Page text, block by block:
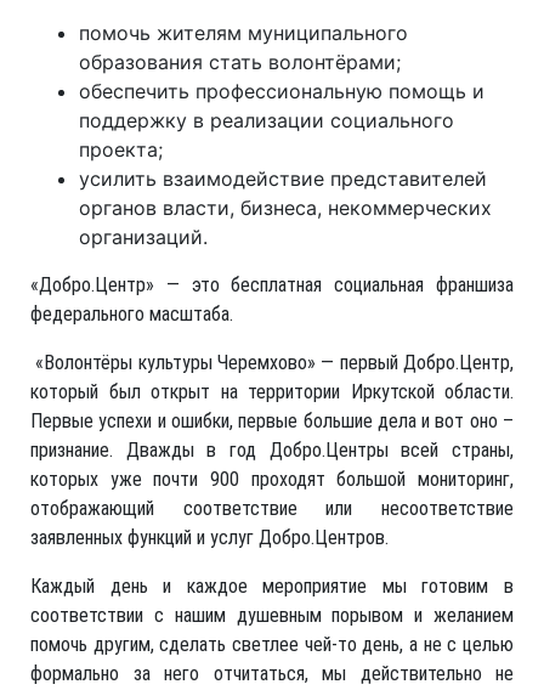
помочь жителям муниципального
образования стать волонтёрами;
обеспечить профессиональную помощь и
поддержку в реализации социального
проекта;
усилить взаимодействие представителей
органов власти, бизнеса, некоммерческих
организаций.
«Добро.Центр» — это бесплатная социальная франшиза
федерального масштаба.
«Волонтёры культуры Черемхово» — первый Добро.Центр,
который был открыт на территории Иркутской области.
Первые успехи и ошибки, первые большие дела и вот оно –
признание. Дважды в год Добро.Центры всей страны,
которых уже почти 900 проходят большой мониторинг,
отображающий соответствие или несоответствие
заявленных функций и услуг Добро.Центров.
Каждый день и каждое мероприятие мы готовим в
соответствии с нашим душевным порывом и желанием
помочь другим, сделать светлее чей-то день, а не с целью
формально за него отчитаться, мы действительно не